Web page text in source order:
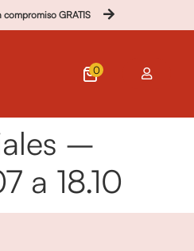
compromiso GRATIS
0
–
a 18.10